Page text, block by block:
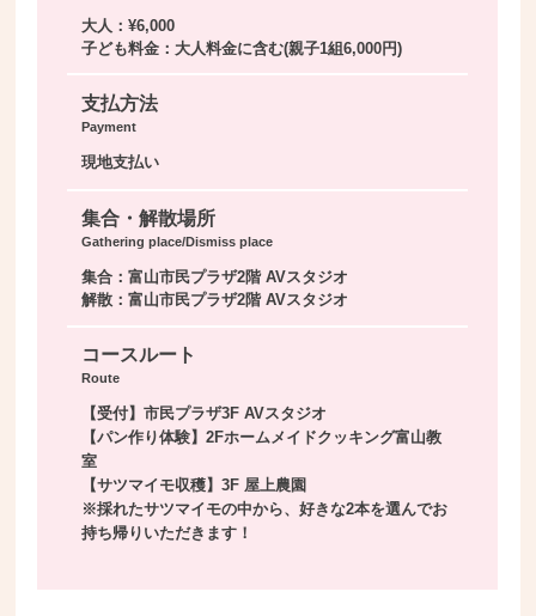
大人：¥6,000
子ども料金：大人料金に含む(親子1組6,000円)
支払方法
Payment
現地支払い
集合・解散場所
Gathering place/Dismiss place
集合：富山市民プラザ2階 AVスタジオ
解散：富山市民プラザ2階 AVスタジオ
コースルート
Route
【受付】市民プラザ3F AVスタジオ
【パン作り体験】2Fホームメイドクッキング富山教
室
【サツマイモ収穫】3F 屋上農園
※採れたサツマイモの中から、好きな2本を選んでお
持ち帰りいただきます！